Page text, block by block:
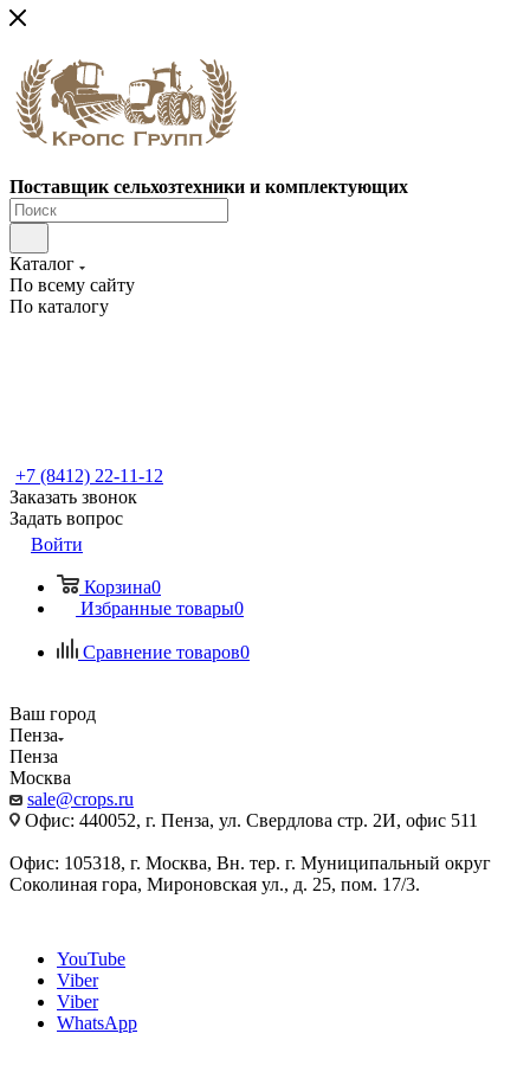
Поставщик сельхозтехники и комплектующих
Каталог
По всему сайту
По каталогу
+7 (8412) 22-11-12
Заказать звонок
Задать вопрос
Войти
Корзина0
Избранные товары0
Сравнение товаров0
Ваш город
Пенза
Пенза
Москва
sale@crops.ru
Офис: 440052, г. Пенза, ул. Свердлова стр. 2И, офис 511
Офис: 105318, г. Москва, Вн. тер. г. Муниципальный округ
Соколиная гора, Мироновская ул., д. 25, пом. 17/3.
YouTube
Viber
Viber
WhatsApp